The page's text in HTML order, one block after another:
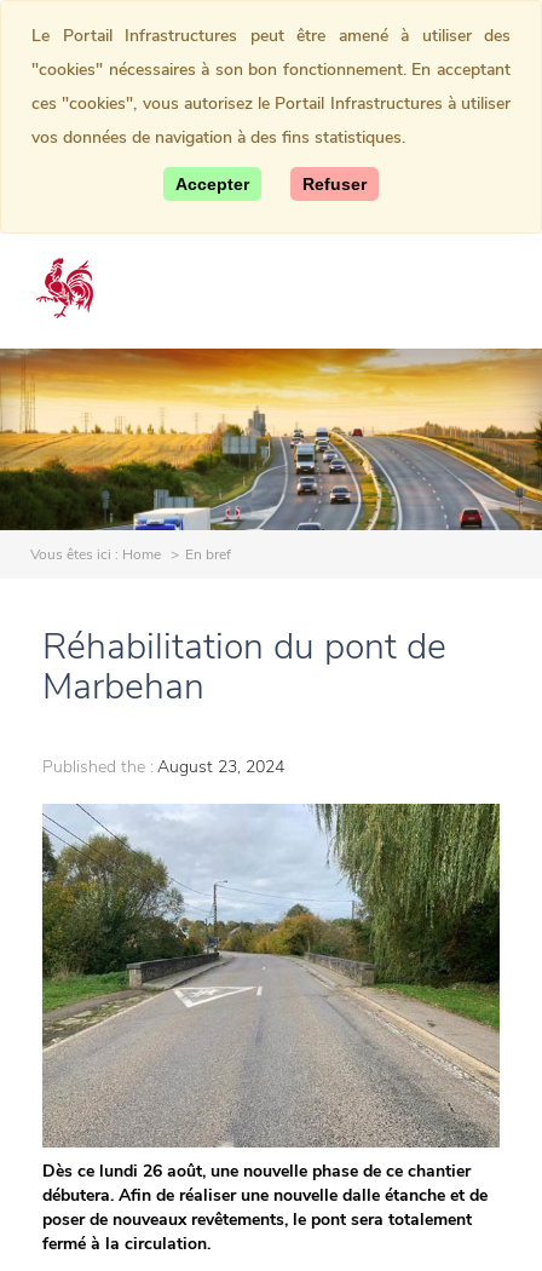
Vous êtes ici : Home En bref
Réhabilitation du pont de
Marbehan
Published the : August 23, 2024
Dès ce lundi 26 août, une nouvelle phase de ce chantier
débutera. Afin de réaliser une nouvelle dalle étanche et de
poser de nouveaux revêtements, le pont sera totalement
fermé à la circulation.
Le Portail Infrastructures peut être amené à utiliser des
"cookies" nécessaires à son bon fonctionnement. En acceptant
ces "cookies", vous autorisez le Portail Infrastructures à utiliser
vos données de navigation à des fins statistiques.
Accepter Refuser